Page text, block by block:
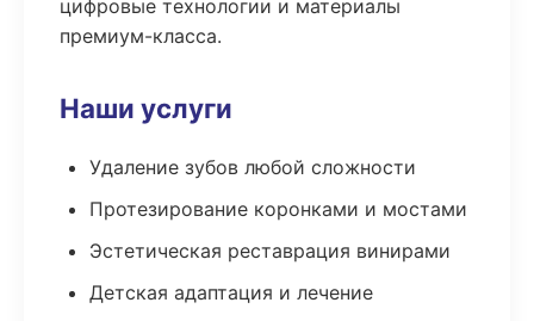
цифровые технологии и материалы
премиум-класса.
Наши услуги
Удаление зубов любой сложности
Протезирование коронками и мостами
Эстетическая реставрация винирами
Детская адаптация и лечение